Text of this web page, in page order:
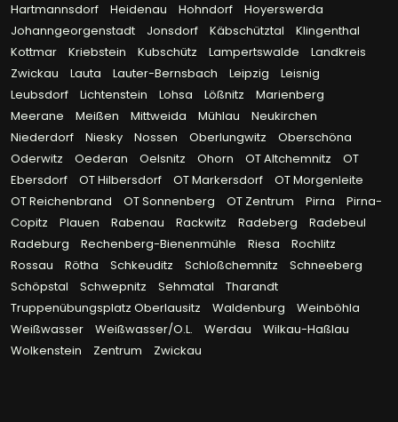
Hartmannsdorf
Heidenau Hohndorf
Hoyerswerda
Johanngeorgenstadt
Jonsdorf Käbschütztal
Klingenthal
Kottmar
Kriebstein Kubschütz Lampertswalde
Landkreis
Zwickau
Lauta Lauter-Bernsbach Leipzig
Leisnig
Leubsdorf
Lichtenstein Lohsa Lößnitz
Marienberg
Meerane
Meißen Mittweida Mühlau
Neukirchen
Niederdorf
Niesky Nossen Oberlungwitz
Oberschöna
Oderwitz
Oederan Oelsnitz Ohorn OT Altchemnitz
OT
Ebersdorf
OT Hilbersdorf OT Markersdorf
OT Morgenleite
OT Reichenbrand
OT Sonnenberg OT Zentrum Pirna
Pirna-
Copitz
Plauen Rabenau Rackwitz Radeberg
Radebeul
Radeburg
Rechenberg-Bienenmühle Riesa
Rochlitz
Rossau
Rötha Schkeuditz Schloßchemnitz
Schneeberg
Schöpstal
Schwepnitz Sehmatal
Tharandt
Truppenübungsplatz Oberlausitz
Waldenburg
Weinböhla
Weißwasser
Weißwasser/O.L. Werdau
Wilkau-Haßlau
Wolkenstein
Zentrum Zwickau